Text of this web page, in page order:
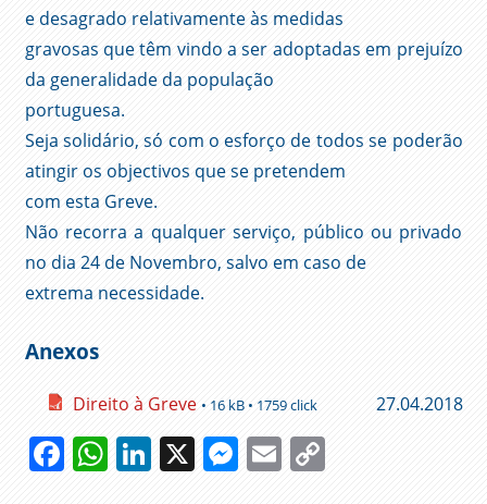
e desagrado relativamente às medidas
gravosas que têm vindo a ser adoptadas em prejuízo
da generalidade da população
portuguesa.
Seja solidário, só com o esforço de todos se poderão
atingir os objectivos que se pretendem
com esta Greve.
Não recorra a qualquer serviço, público ou privado
no dia 24 de Novembro, salvo em caso de
extrema necessidade.
Anexos
Direito à Greve • 16 kB • 1759 click 27.04.2018
Facebook
WhatsApp
LinkedIn
X Messenger
EmailCopy